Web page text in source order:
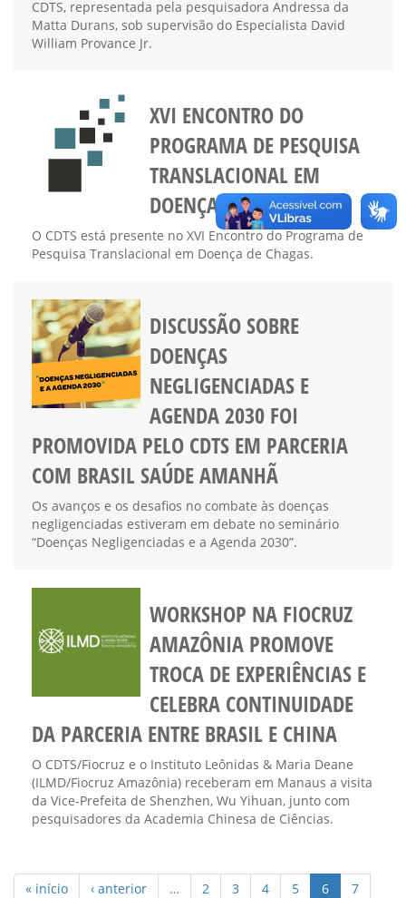
CDTS, representada pela pesquisadora Andressa da
Matta Durans, sob supervisão do Especialista David
William Provance Jr.
XVI ENCONTRO DO
PROGRAMA DE PESQUISA
TRANSLACIONAL EM
DOENÇA DE CHAGAS
O CDTS está presente no XVI Encontro do Programa de
Pesquisa Translacional em Doença de Chagas.
DISCUSSÃO SOBRE
DOENÇAS
NEGLIGENCIADAS E
AGENDA 2030 FOI
PROMOVIDA PELO CDTS EM PARCERIA
COM BRASIL SAÚDE AMANHÃ
Os avanços e os desafios no combate às doenças
negligenciadas estiveram em debate no seminário
“Doenças Negligenciadas e a Agenda 2030”.
WORKSHOP NA FIOCRUZ
AMAZÔNIA PROMOVE
TROCA DE EXPERIÊNCIAS E
CELEBRA CONTINUIDADE
DA PARCERIA ENTRE BRASIL E CHINA
O CDTS/Fiocruz e o Instituto Leônidas & Maria Deane
(ILMD/Fiocruz Amazônia) receberam em Manaus a visita
da Vice-Prefeita de Shenzhen, Wu Yihuan, junto com
pesquisadores da Academia Chinesa de Ciências.
« início ‹ anterior … 2 3 4 5 6
7